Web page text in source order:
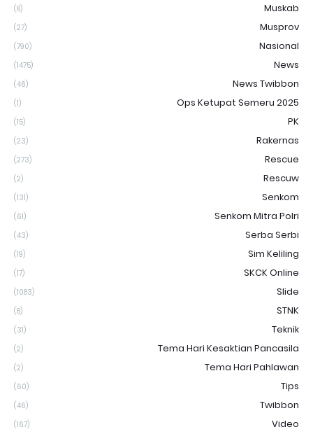
Muskab
(8)
Musprov
(27)
Nasional
(790)
News
(1475)
News Twibbon
(46)
Ops Ketupat Semeru 2025
(1)
PK
(15)
Rakernas
(23)
Rescue
(273)
Rescuw
(2)
Senkom
(131)
Senkom Mitra Polri
(61)
Serba Serbi
(43)
Sim Keliling
(19)
SKCK Online
(17)
Slide
(1083)
STNK
(8)
Teknik
(31)
Tema Hari Kesaktian Pancasila
(2)
Tema Hari Pahlawan
(2)
Tips
(60)
Twibbon
(46)
Video
(167)